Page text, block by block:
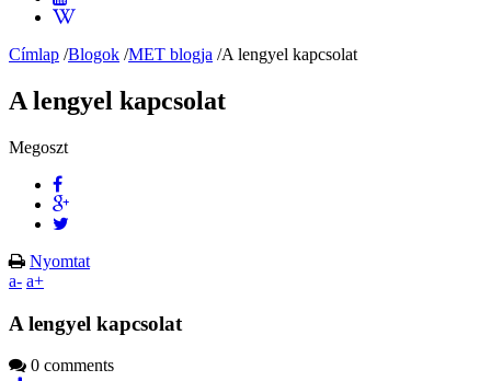
Címlap /Blogok /MET blogja /A lengyel kapcsolat
A lengyel kapcsolat
Megoszt
Nyomtat
a- a+
A lengyel kapcsolat
0 comments